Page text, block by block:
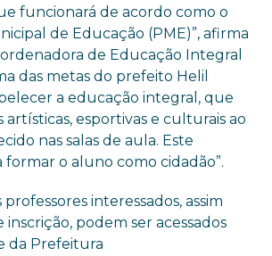
funcionará de acordo como o
de Educação (PME)”, afirma
de Educação Integral
das metas do prefeito Helil
a educação integral, que
artísticas, esportivas e culturais ao
nas salas de aula. Este
formar o aluno como cidadão”.
interessados, assim
inscrição, podem ser acessados
da Prefeitura